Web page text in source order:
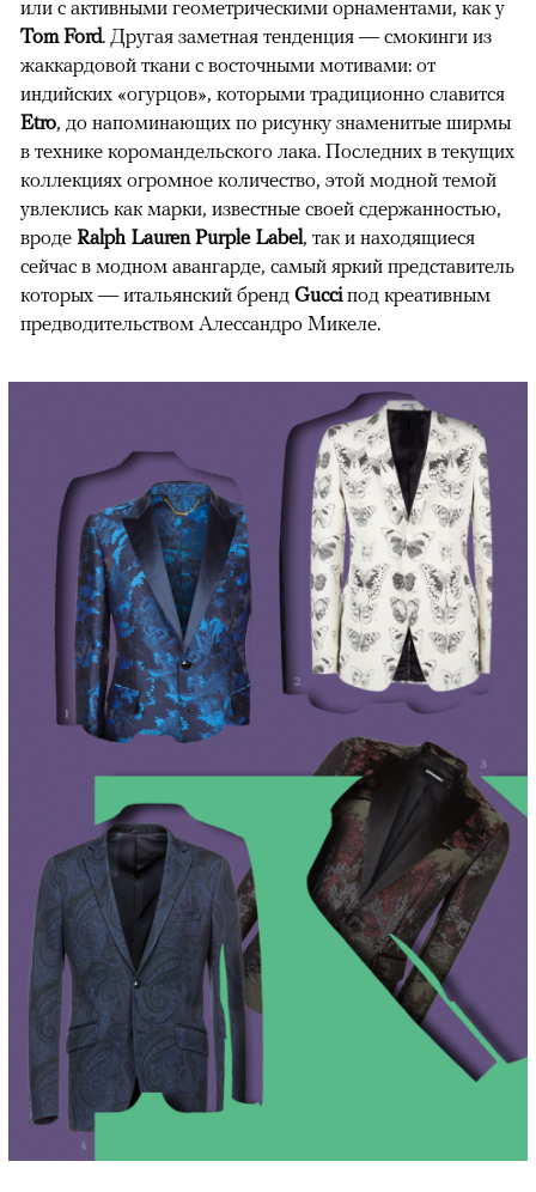
или с активными геометрическими орнаментами, как у
Tom Ford. Другая заметная тенденция — смокинги из
жаккардовой ткани с восточными мотивами: от
индийских «огурцов», которыми традиционно славится
Etro, до напоминающих по рисунку знаменитые ширмы
в технике коромандельского лака. Последних в текущих
коллекциях огромное количество, этой модной темой
увлеклись как марки, известные своей сдержанностью,
вроде Ralph Lauren Purple Label, так и находящиеся
сейчас в модном авангарде, самый яркий представитель
которых — итальянский бренд Gucciпод креативным
предводительством Алессандро Микеле.